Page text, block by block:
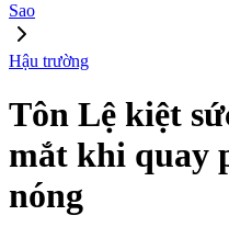
Sao
Hậu trường
Tôn Lệ kiệt
mắt khi quay
nóng